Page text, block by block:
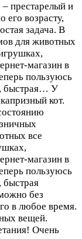
престарелый и
его возрасту,
задача. В
для животных
магазин в
пользуюсь
быстрая… У
кот.
все
магазин в
пользуюсь
быстрая
без
в любое время.
вещей.
Очень